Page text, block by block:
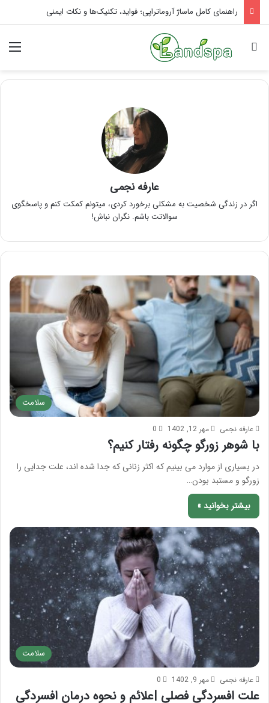
راهنمای کامل ماساژ آروماتراپی؛ فواید، تکنیک‌ها و نکات ایمنی
جستجو برای
عارفه نجمی
اگر در زندگی شخصیت به مشکلی برخورد کردی، میتونم کمکت کنم و پاسخگوی
سوالاتت باشم. نگران نباش!
سلامت
عارفه نجمی مهر 12, 1402 0
با شوهر زورگو چگونه رفتار کنیم؟
در بسیاری از موارد می بینیم که اکثر زنانی که جدا شده اند، علت جدایی را
زورگو و مستبد بودن…
بیشتر بخوانید »
سلامت
عارفه نجمی مهر 9, 1402 0
علت افسردگی فصلی |علائم و نحوه درمان افسردگی